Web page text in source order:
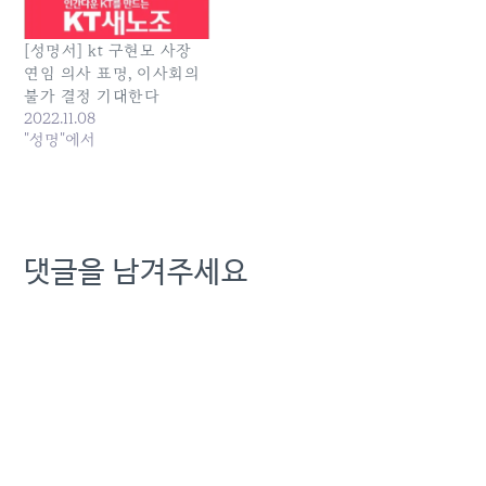
[성명서] kt 구현모 사장
연임 의사 표명, 이사회의
불가 결정 기대한다
2022.11.08
"성명"에서
댓글을 남겨주세요